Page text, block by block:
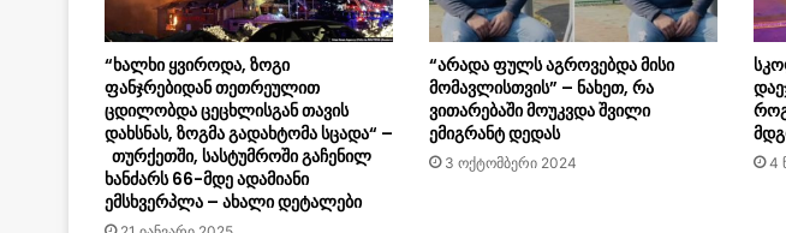
“ხალხი ყვიროდა, ზოგი
ფანჯრებიდან თეთრეულით
ცდილობდა ცეცხლისგან თავის
დახსნას, ზოგმა გადახტომა სცადა“ –
თურქეთში, სასტუმროში გაჩენილ
ხანძარს 66-მდე ადამიანი
ემსხვერპლა – ახალი დეტალები
“არადა ფულს აგროვებდა მისი
მომავლისთვის” – ნახეთ, რა
ვითარებაში მოუკვდა შვილი
ემიგრანტ დედას
3 ოქტომბერი 2024 4